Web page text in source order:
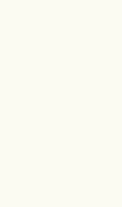
anpassen